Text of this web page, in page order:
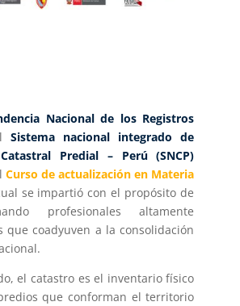
Nacional de los Registros
Sistema nacional integrado de
Predial – Perú (SNCP)
Curso de actualización en Materia
se impartió con el propósito de
profesionales altamente
que coadyuven a la consolidación
el catastro es el inventario físico
que conforman el territorio